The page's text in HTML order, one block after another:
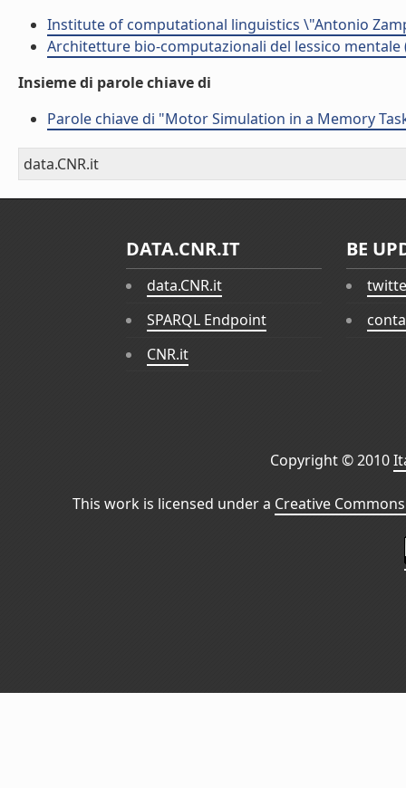
Institute of computational linguistics \"Antonio
Architetture bio-computazionali del lessico mentale
Insieme di parole chiave di
Parole chiave di "Motor Simulation in a Memory
data.CNR.it
DATA.CNR.IT
data.CNR.it
SPARQL Endpoint
CNR.it
BE
Copyright © 2010
This work is licensed under a Creative